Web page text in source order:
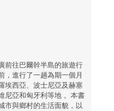
前往巴爾幹半島的旅遊行
，進行了一趟為期一個月
埃西亞、波士尼亞及赫塞
尼亞和匈牙利等地 。本書
市與鄉村的生活面貌，以